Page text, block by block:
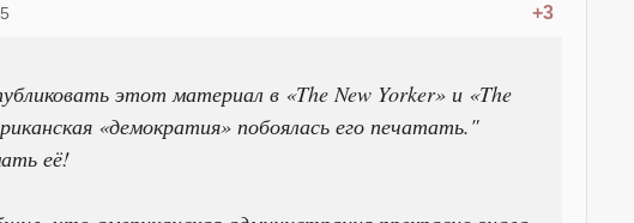
+3
этот материал в «The New Yorker» и «The
«демократия» побоялась его печатать."
её!